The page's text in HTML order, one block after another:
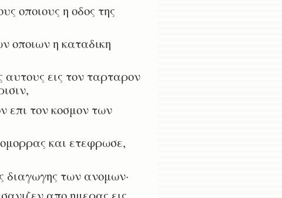
οποιους η οδος της
οποιων η καταδικη
εις τον ταρταρον
επι τον κοσμον των
και ετεφρωσε,
διαγωγης των ανομων·